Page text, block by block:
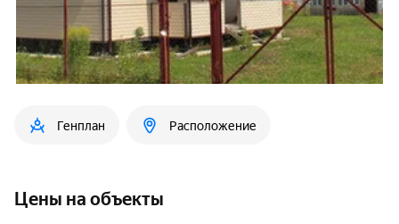
Генплан Расположение
Цены на объекты